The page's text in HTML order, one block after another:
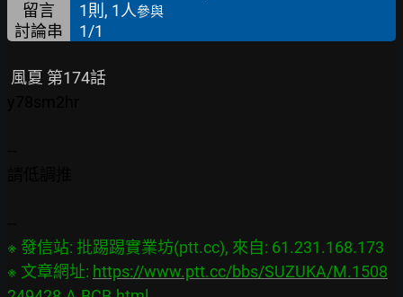
留言
1則, 1人參與
討論串 1/1
※ 發信站: 批踢踢實業坊(ptt.cc), 來自: 61.231.168.173
※ 文章網址: https://www.ptt.cc/bbs/SUZUKA/M.1508